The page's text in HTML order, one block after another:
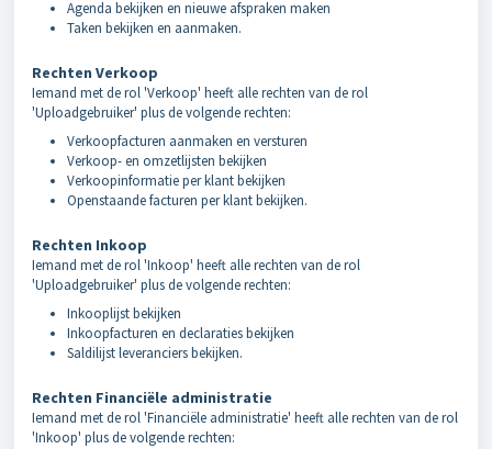
Agenda bekijken en nieuwe afspraken maken
Taken bekijken en aanmaken.
Rechten Verkoop
Iemand met de rol 'Verkoop' heeft alle rechten van de rol
'Uploadgebruiker' plus de volgende rechten:
Verkoopfacturen aanmaken en versturen
Verkoop- en omzetlijsten bekijken
Verkoopinformatie per klant bekijken
Openstaande facturen per klant bekijken.
Rechten Inkoop
Iemand met de rol 'Inkoop' heeft alle rechten van de rol
'Uploadgebruiker' plus de volgende rechten:
Inkooplijst bekijken
Inkoopfacturen en declaraties bekijken
Saldilijst leveranciers bekijken.
Rechten Financiële administratie
Iemand met de rol 'Financiële administratie' heeft alle rechten van de rol
'Inkoop' plus de volgende rechten: